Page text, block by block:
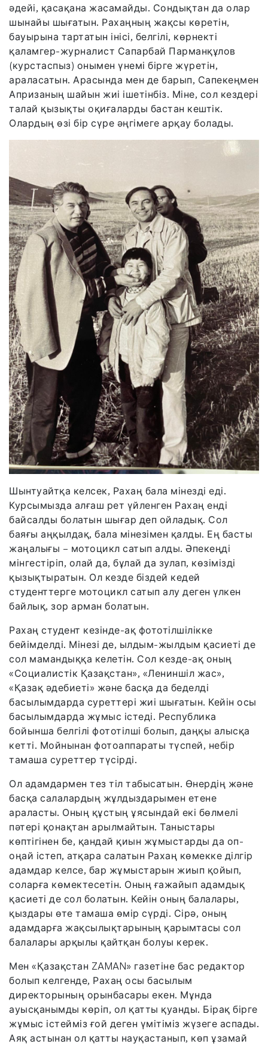
әдейі, қасақана жасамайды. Сондықтан да олар
шынайы шығатын. Рахаңның жақсы көретін,
бауырына тартатын інісі, белгілі, көрнекті
қаламгер-журналист Сапарбай Парманқұлов
(курстаспыз) онымен үнемі бірге жүретін,
араласатын. Арасында мен де барып, Сапекеңмен
Апризаның шайын жиі ішетінбіз. Міне, сол кездері
талай қызықты оқиғаларды бастан кештік.
Олардың өзі бір сүре әңгімеге арқау болады.
Шынтуайтқа келсек, Рахаң бала мінезді еді.
Курсымызда алғаш рет үйленген Рахаң енді
байсалды болатын шығар деп ойладық. Сол
баяғы аңқылдақ, бала мінезімен қалды. Ең басты
жаңалығы – мотоцикл сатып алды. Әпекеңді
мінгестіріп, олай да, бұлай да зулап, көзімізді
қызықтыратын. Ол кезде біздей кедей
студенттерге мотоцикл сатып алу деген үлкен
байлық, зор арман болатын.
Рахаң студент кезінде-ақ фототілшілікке
бейімделді. Мінезі де, ылдым-жылдым қасиеті де
сол мамандыққа келетін. Сол кезде-ақ оның
«Социалистік Қазақстан», «Лениншіл жас»,
«Қазақ әдебиеті» және басқа да беделді
басылымдарда суреттері жиі шығатын. Кейін осы
басылымдарда жұмыс істеді. Республика
бойынша белгілі фототілші болып, даңқы алысқа
кетті. Мойнынан фотоаппараты түспей, небір
тамаша суреттер түсірді.
Ол адамдармен тез тіл табысатын. Өнердің және
басқа салалардың жұлдыздарымен етене
араласты. Оның құстың ұясындай екі бөлмелі
пәтері қонақтан арылмайтын. Таныстары
көптігінен бе, қандай қиын жұмыстарды да оп-
оңай істеп, атқара салатын Рахаң көмекке ділгір
адамдар келсе, бар жұмыстарын жиып қойып,
соларға көмектесетін. Оның ғажайып адамдық
қасиеті де сол болатын. Кейін оның балалары,
қыздары өте тамаша өмір сүрді. Сірә, оның
адамдарға жақсылықтарының қарымтасы сол
балалары арқылы қайтқан болуы керек.
Мен «Қазақстан ZAMAN» газетіне бас редактор
болып келгенде, Рахаң осы басылым
директорының орынбасары екен. Мұнда
ауысқанымды көріп, ол қатты қуанды. Бірақ бірге
жұмыс істейміз ғой деген үмітіміз жүзеге аспады.
Аяқ астынан ол қатты науқастанып, көп ұзамай